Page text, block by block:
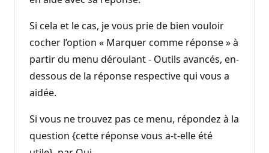
Si cela et le cas, je vous prie de bien vouloir
cocher l’option « Marquer comme réponse » à
partir du menu déroulant - Outils avancés, en-
dessous de la réponse respective qui vous a
aidée.
Si vous ne trouvez pas ce menu, répondez à la
question {cette réponse vous a-t-elle été